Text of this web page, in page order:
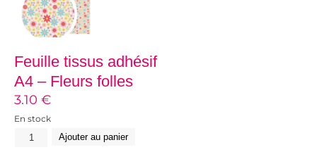
Feuille tissus adhésif
A4 – Fleurs folles
3.10 €
En stock
Ajouter au panier